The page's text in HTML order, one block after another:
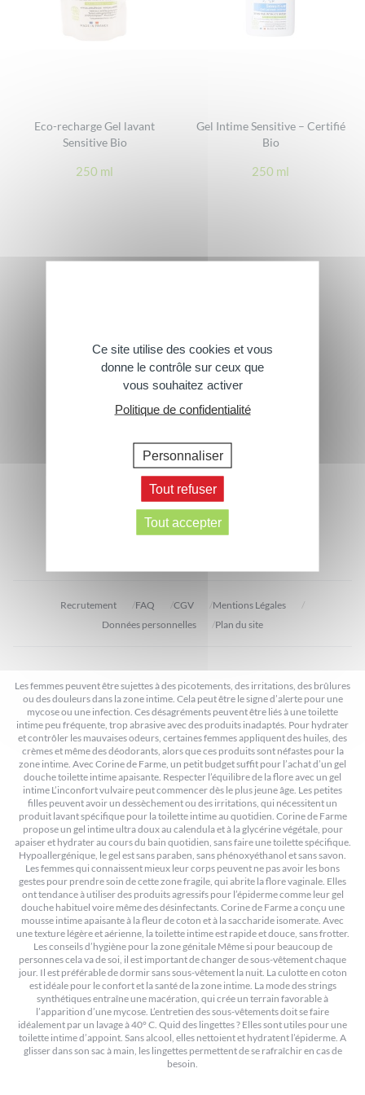
Eco-recharge Gel lavant
Sensitive Bio
250 ml
Gel Intime Sensitive – Certifié
Bio
250 ml
Abonnez-vous à notre newsletter
Suivez-nous
Contactez-nous
Recrutement FAQ CGV
Mentions Légales
Données personnelles
Plan du site
Les femmes peuvent être sujettes à des picotements, des irritations, des brûlures
ou des douleurs dans la zone intime. Cela peut être le signe d’alerte pour une
mycose ou une infection. Ces désagréments peuvent être liés à une toilette
intime peu fréquente, trop abrasive avec des produits inadaptés. Pour hydrater
et contrôler les mauvaises odeurs, certaines femmes appliquent des huiles, des
crèmes et même des déodorants, alors que ces produits sont néfastes pour la
zone intime. Avec Corine de Farme, un petit budget suffit pour l’achat d’un gel
douche toilette intime apaisante. Respecter l’équilibre de la flore avec un gel
intime L’inconfort vulvaire peut commencer dès le plus jeune âge. Les petites
filles peuvent avoir un dessèchement ou des irritations, qui nécessitent un
produit lavant spécifique pour la toilette intime au quotidien. Corine de Farme
propose un gel intime ultra doux au calendula et à la glycérine végétale, pour
apaiser et hydrater au cours du bain quotidien, sans faire une toilette spécifique.
Hypoallergénique, le gel est sans paraben, sans phénoxyéthanol et sans savon.
Les femmes qui connaissent mieux leur corps peuvent ne pas avoir les bons
gestes pour prendre soin de cette zone fragile, qui abrite la flore vaginale. Elles
ont tendance à utiliser des produits agressifs pour l’épiderme comme leur gel
douche habituel voire même des désinfectants. Corine de Farme a conçu une
mousse intime apaisante à la fleur de coton et à la saccharide isomerate. Avec
une texture légère et aérienne, la toilette intime est rapide et douce, sans frotter.
Les conseils d’hygiène pour la zone génitale Même si pour beaucoup de
personnes cela va de soi, il est important de changer de sous-vêtement chaque
jour. Il est préférable de dormir sans sous-vêtement la nuit. La culotte en coton
est idéale pour le confort et la santé de la zone intime. La mode des strings
synthétiques entraîne une macération, qui crée un terrain favorable à
l’apparition d’une mycose. L’entretien des sous-vêtements doit se faire
idéalement par un lavage à 40° C. Quid des lingettes ? Elles sont utiles pour une
toilette intime d’appoint. Sans alcool, elles nettoient et hydratent l’épiderme. A
glisser dans son sac à main, les lingettes permettent de se rafraîchir en cas de
besoin.
Ce site utilise des cookies et vous
donne le contrôle sur ceux que
vous souhaitez activer
Politique de confidentialité
Personnaliser
Tout refuser
Tout accepter